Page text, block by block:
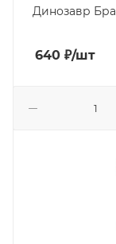
Динозавр
640 ₽/шт